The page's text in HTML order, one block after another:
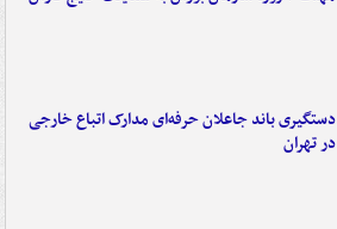
دستگیری باند جاعلان حرفه‌ای مدارک اتباع خارجی
در تهران